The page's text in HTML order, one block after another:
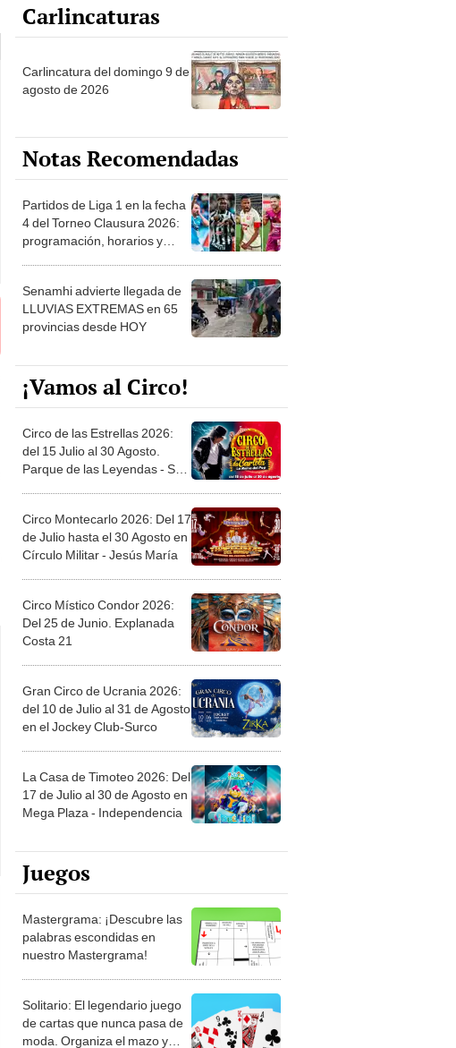
Carlincaturas
Carlincatura del domingo 9 de
agosto de 2026
Notas Recomendadas
Partidos de Liga 1 en la fecha
4 del Torneo Clausura 2026:
programación, horarios y
Senamhi advierte llegada de
LLUVIAS EXTREMAS en 65
provincias desde HOY
¡Vamos al Circo!
Circo de las Estrellas 2026:
del 15 Julio al 30 Agosto.
Parque de las Leyendas - San
Circo Montecarlo 2026: Del 17
de Julio hasta el 30 Agosto en
Círculo Militar - Jesús María
Circo Místico Condor 2026:
Del 25 de Junio. Explanada
Costa 21
Gran Circo de Ucrania 2026:
del 10 de Julio al 31 de Agosto
en el Jockey Club-Surco
La Casa de Timoteo 2026: Del
17 de Julio al 30 de Agosto en
Mega Plaza - Independencia
Juegos
Mastergrama: ¡Descubre las
palabras escondidas en
nuestro Mastergrama!
Solitario: El legendario juego
de cartas que nunca pasa de
moda. Organiza el mazo y